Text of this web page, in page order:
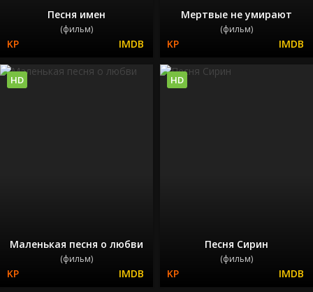
Песня имен
(фильм)
Мертвые не умирают
(фильм)
Маленькая песня о любви
(фильм)
HD
Песня Сирин
(фильм)
HD